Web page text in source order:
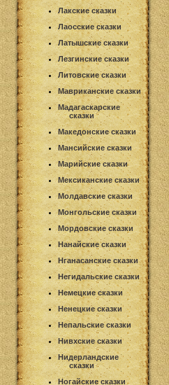
Лакские сказки
Лаосские сказки
Латышские сказки
Лезгинские сказки
Литовские сказки
Мавриканские сказки
Мадагаскарские
сказки
Македонские сказки
Мансийские сказки
Марийские сказки
Мексиканские сказки
Молдавские сказки
Монгольские сказки
Мордовские сказки
Нанайские сказки
Нганасанские сказки
Негидальские сказки
Немецкие сказки
Ненецкие сказки
Непальские сказки
Нивхские сказки
Нидерландские
сказки
Ногайские сказки